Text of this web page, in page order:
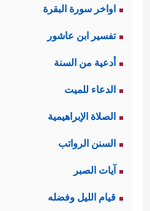
اواخر سورة البقرة
تفسير ابن عاشور
أدعية من السنة
الدعاء للميت
الصلاة الإبراهيمية
السنن الرواتب
آيات الصبر
قيام الليل وفضله